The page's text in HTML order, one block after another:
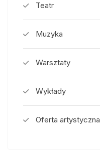
Teatr
Muzyka
Warsztaty
Wykłady
Oferta artystyczna